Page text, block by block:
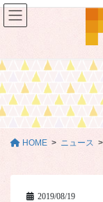
コ
ン
ツ
移
動
ナ
ビ
シ
ン
に
HOME ニュース
2019/08/19